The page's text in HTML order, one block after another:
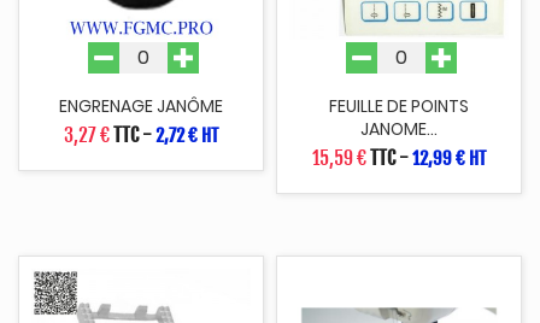
ENGRENAGE JANÔME
3,27 €TTC-2,72 € HT
FEUILLE DE POINTS
JANOME...
15,59 €TTC-12,99 € HT